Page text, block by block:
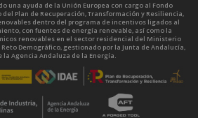
una ayuda de la Unión Europea con cargo al Fondo
Plan de Recuperación, Transformación y Resiliencia,
dentro del programa de incentivos ligados al
con fuentes de energía renovable, así como la
renovables en el sector residencial del Ministerio
Demográfico, gestionado por la Junta de Andalucía,
la Agencia Andaluza de la Energía.